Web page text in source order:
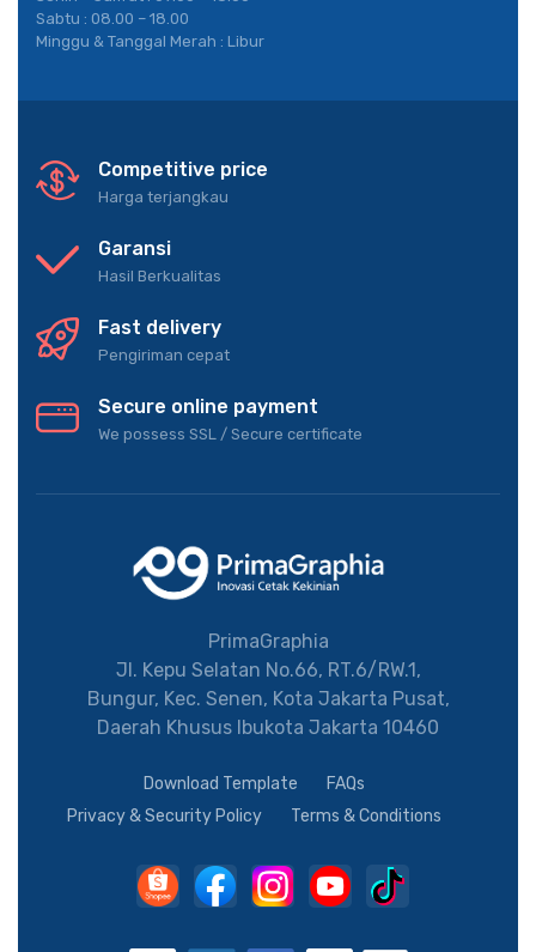
Sabtu : 08.00 – 18.00
Minggu & Tanggal Merah : Libur
Competitive price
Harga terjangkau
Garansi
Hasil Berkualitas
Fast delivery
Pengiriman cepat
Secure online payment
We possess SSL / Secure сertificate
PrimaGraphia
Jl. Kepu Selatan No.66, RT.6/RW.1,
Bungur, Kec. Senen, Kota Jakarta Pusat,
Daerah Khusus Ibukota Jakarta 10460
Download Template
FAQs
Privacy & Security Policy
Terms & Conditions